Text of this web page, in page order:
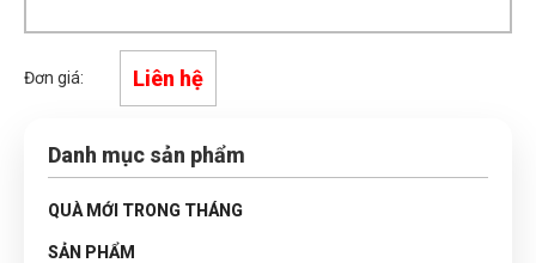
Đơn giá: Liên hệ
Danh mục sản phẩm
QUÀ MỚI TRONG THÁNG
SẢN PHẨM